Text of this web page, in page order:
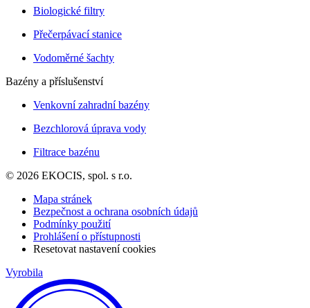
Biologické filtry
Přečerpávací stanice
Vodoměrné šachty
Bazény a příslušenství
Venkovní zahradní bazény
Bezchlorová úprava vody
Filtrace bazénu
© 2026 EKOCIS, spol. s r.o.
Mapa stránek
Bezpečnost a ochrana osobních údajů
Podmínky použití
Prohlášení o přístupnosti
Resetovat nastavení cookies
Vyrobila